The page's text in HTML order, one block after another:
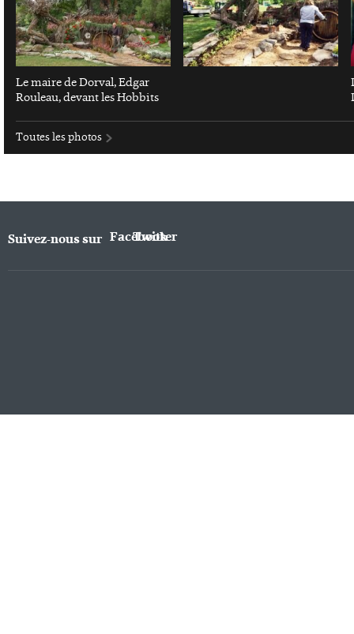
Le maire de Dorval, Edgar
Rouleau, devant les Hobbits
Toutes les photos
Suivez-nous sur Facebook
Twitter